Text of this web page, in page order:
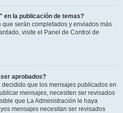
en la publicación de temas?
serán completados y enviados más
visite el Panel de Control de
aprobados?
decidido que los mensajes publicados en
mensajes, necesiten ser revisados
que La Administración le haya
mensajes necesitan ser revisados